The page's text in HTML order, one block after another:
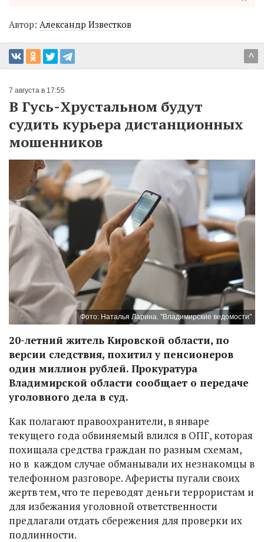
Автор: Александр Известков
^
7 августа в 17:55
В Гусь-Хрустальном будут
судить курьера дистанционных
мошенников
Фото: Наталья Ларина. "Владимирские ведомости"
20-летний житель Кировской области, по
версии следствия, похитил у пенсионеров
один миллион рублей. Прокуратура
Владимирской области сообщает о передаче
уголовного дела в суд.
Как полагают правоохранители, в январе
текущего года обвиняемый влился в ОПГ, которая
похищала средства граждан по разным схемам,
но в каждом случае обманывали их незнакомцы в
телефонном разговоре. Аферисты пугали своих
жертв тем, что те переводят деньги террористам и
для избежания уголовной ответственности
предлагали отдать сбережения для проверки их
подлинности.